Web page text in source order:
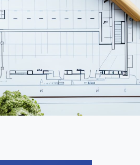
土地未来総建